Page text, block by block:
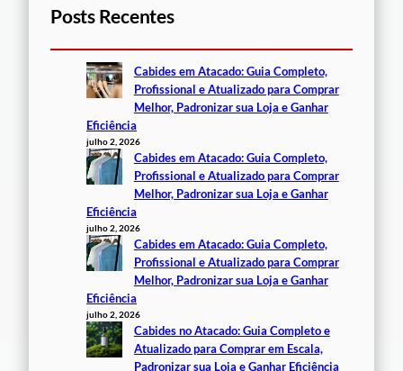
Posts Recentes
Cabides em Atacado: Guia Completo,
Profissional e Atualizado para Comprar
Melhor, Padronizar sua Loja e Ganhar
Eficiência
julho 2, 2026
Cabides em Atacado: Guia Completo,
Profissional e Atualizado para Comprar
Melhor, Padronizar sua Loja e Ganhar
Eficiência
julho 2, 2026
Cabides em Atacado: Guia Completo,
Profissional e Atualizado para Comprar
Melhor, Padronizar sua Loja e Ganhar
Eficiência
julho 2, 2026
Cabides no Atacado: Guia Completo e
Atualizado para Comprar em Escala,
Padronizar sua Loja e Ganhar Eficiência